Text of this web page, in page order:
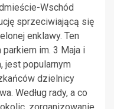
Wschód
sprzeciwiającą się
enklawy. Ten
im. 3 Maja i
jest popularnym
dzielnicy
Według rady, a co